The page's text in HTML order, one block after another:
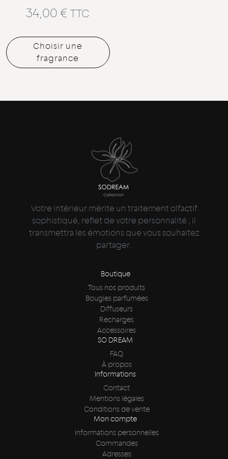
34,00€ TTC
Choisir une
fragrance
Votre intérieur mérite un traitement olfactif
sophistiqué, reflet de votre personnalité ; il
transmettra les émotions que vous souhaitez
partager.
Boutique
Tous nos produits
Bougies parfumées
Diffuseurs
Recharges
Accessoires
SO DREAM
FAQ
À propos
Informations
Contact
Mentions légales
Conditions de vente
Mon compte
Informations personnelles
Commandes
Adresses